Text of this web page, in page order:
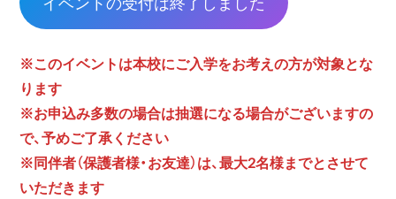
※このイベントは本校にご入学をお考えの方が対象とな
ります
※お申込み多数の場合は抽選になる場合がございますの
で、予めご了承ください
※同伴者（保護者様・お友達）は、最大2名様までとさせて
いただきます